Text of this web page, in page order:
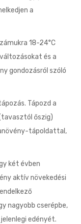
a
18-24°C
és a
gondozásról szóló
Tápozd a
őszig)
tápoldattal,
két évben
aktív növekedési
nagyobb cserépbe,
edényét.